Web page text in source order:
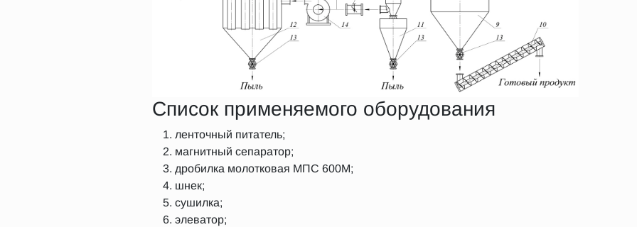
Список применяемого оборудования
ленточный питатель;
магнитный сепаратор;
дробилка молотковая МПС 600М;
шнек;
сушилка;
элеватор;